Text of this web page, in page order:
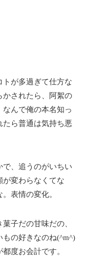
トが多過ぎて仕方な
かされたら、阿絮の
んで俺の本名知っ
ら普通は気持ち悪
で、追うのがいちい
が変わらなくてな
表情の変化。
子だの甘味だの、
の好きなのね(^m^)
度お会計です。